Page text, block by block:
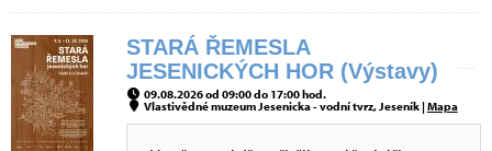
STARÁ ŘEMESLA
JESENICKÝCH HOR (Výstavy)
09.08.2026 od 09:00 do 17:00 hod.
Vlastivědné muzeum Jesenicka - vodní tvrz, Jeseník |Mapa